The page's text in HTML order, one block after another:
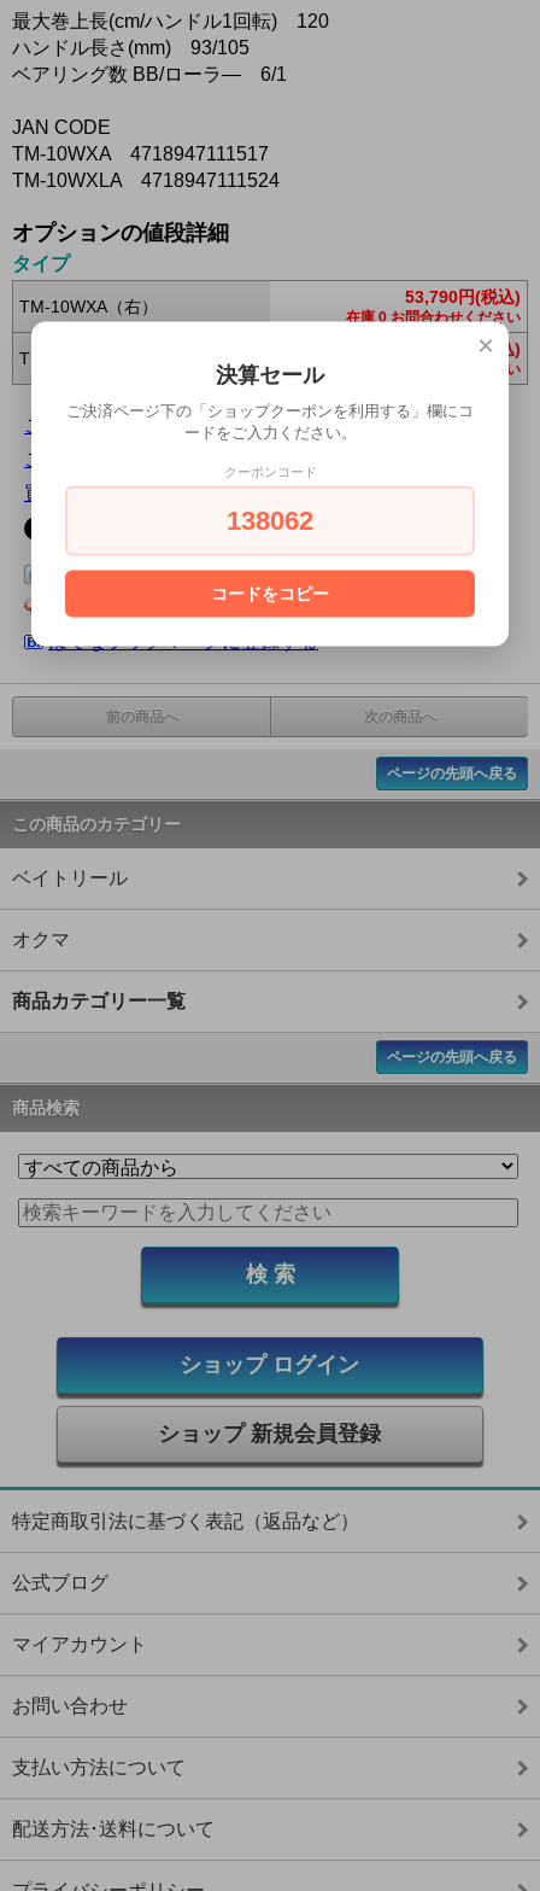
最大巻上長(cm/ハンドル1回転) 120
ハンドル長さ(mm) 93/105
ベアリング数 BB/ローラ― 6/1
JAN CODE
TM-10WXA 4718947111517
TM-10WXLA 4718947111524
オプションの値段詳細
タイプ
TM-10WXA（右） 53,790円(税込)
在庫 0 お問合わせください
TM-10WXLA（左） 53,790円(税込)
在庫 0 お問合わせください
この商品について問い合わせる
この商品を友達に教える
買い物を続ける
この商品をログピでつぶやく
Yahoo!ブックマークに登録する
はてなブックマークに登録する
前の商品へ 次の商品へ
ページの先頭へ戻る
この商品のカテゴリー
ベイトリール
オクマ
商品カテゴリー一覧
ページの先頭へ戻る
商品検索
ショップ ログイン
ショップ 新規会員登録
特定商取引法に基づく表記（返品など）
公式ブログ
マイアカウント
お問い合わせ
支払い方法について
配送方法･送料について
×
決算セール
ご決済ページ下の「ショップクーポンを利用する」欄にコ
ードをご入力ください。
クーポンコード
138062
コードをコピー